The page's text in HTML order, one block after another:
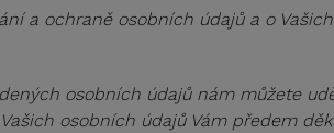
a ochraně osobních údajů a o
osobních údajů nám můžete
osobních údajů Vám předem